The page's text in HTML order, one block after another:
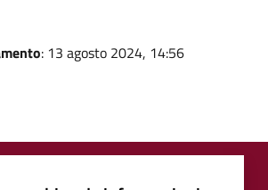
: 13 agosto 2024, 14:56